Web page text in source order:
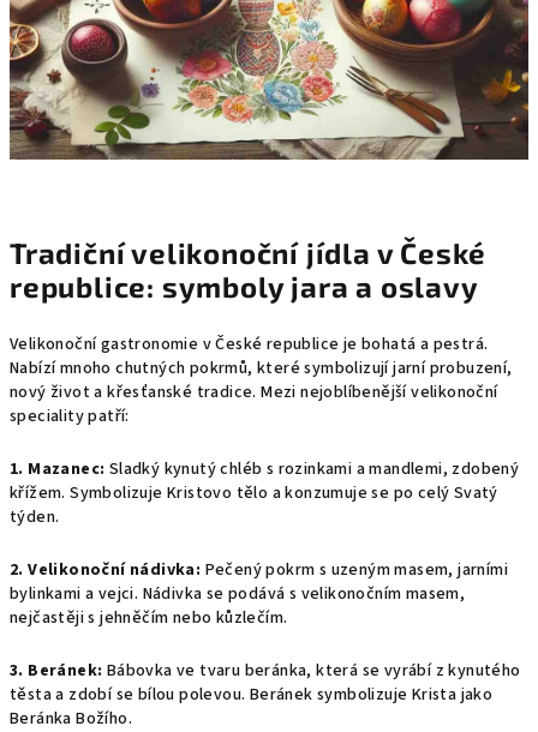
Tradiční velikonoční jídla v České
republice: symboly jara a oslavy
Velikonoční gastronomie v České republice je bohatá a pestrá.
Nabízí mnoho chutných pokrmů, které symbolizují jarní probuzení,
nový život a křesťanské tradice. Mezi nejoblíbenější velikonoční
speciality patří:
1. Mazanec: Sladký kynutý chléb s rozinkami a mandlemi, zdobený
křížem. Symbolizuje Kristovo tělo a konzumuje se po celý Svatý
týden.
2. Velikonoční nádivka: Pečený pokrm s uzeným masem, jarními
bylinkami a vejci. Nádivka se podává s velikonočním masem,
nejčastěji s jehněčím nebo kůzlečím.
3. Beránek: Bábovka ve tvaru beránka, která se vyrábí z kynutého
těsta a zdobí se bílou polevou. Beránek symbolizuje Krista jako
Beránka Božího.